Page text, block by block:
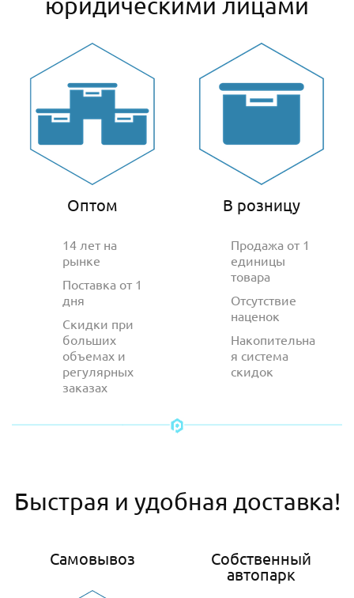
Оптом
14 лет на
рынке
Поставка от 1
дня
Скидки при
больших
объемах и
регулярных
заказах
В розницу
Продажа от 1
единицы
товара
Отсутствие
наценок
Накопительна
я система
скидок
Быстрая и удобная доставка!
Самовывоз
Собственный
автопарк